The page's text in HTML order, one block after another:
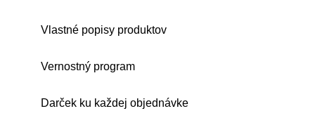
Vlastné popisy produktov
Vernostný program
Darček ku každej objednávke